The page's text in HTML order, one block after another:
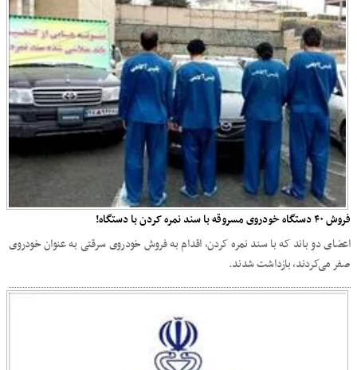
فروش ۴۰ دستگاه خودروی مسروقه با سند نمره کردن با دستگاه!
اعضای دو باند که با سند نمره کردن، اقدام به فروش خودروی سرقتی به عنوان خودروی
صفر می‌کردند، بازداشت شدند.